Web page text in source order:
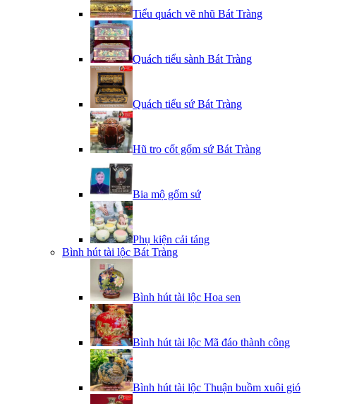
Tiểu quách vẽ nhũ Bát Tràng
Quách tiểu sành Bát Tràng
Quách tiểu sứ Bát Tràng
Hũ tro cốt gốm sứ Bát Tràng
Bia mộ gốm sứ
Phụ kiện cải táng
Bình hút tài lộc Bát Tràng
Bình hút tài lộc Hoa sen
Bình hút tài lộc Mã đáo thành công
Bình hút tài lộc Thuận buồm xuôi gió